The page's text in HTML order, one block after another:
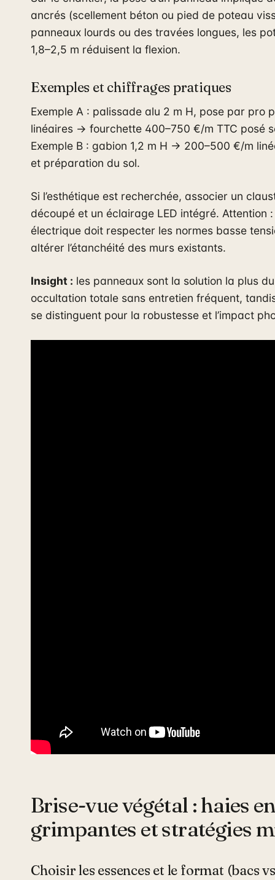
ancrés (scellement béton ou pied de poteau
panneaux lourds ou des travées longues, les
1,8–2,5 m réduisent la flexion.
Exemples et chiffrages pratiques
Exemple A : palissade alu 2 m H, pose par pro
linéaires → fourchette 400–750 €/m TTC posé
Exemple B : gabion 1,2 m H → 200–500 €/m
et préparation du sol.
Si l’esthétique est recherchée, associer un
découpé et un éclairage LED intégré. Attention :
électrique doit respecter les normes basse
altérer l’étanchéité des murs existants.
Insight : les panneaux sont la solution la plus
occultation totale sans entretien fréquent,
se distinguent pour la robustesse et l’impact
Brise-vue végétal : haies
grimpantes et stratégies
Choisir les essences et le format (bacs